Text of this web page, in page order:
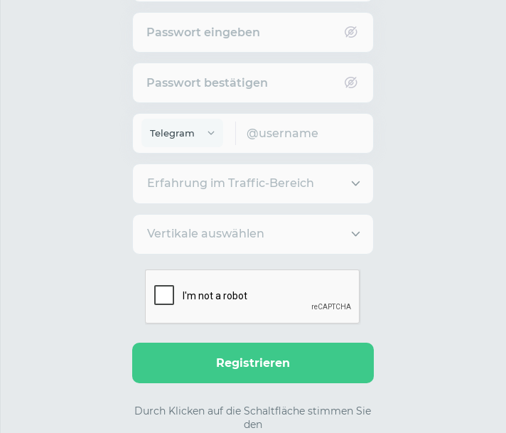
Passwort eingeben
Passwort bestätigen
Telegram
Erfahrung im Traffic-Bereich
Vertikale auswählen
Registrieren
Durch Klicken auf die Schaltfläche stimmen Sie
den